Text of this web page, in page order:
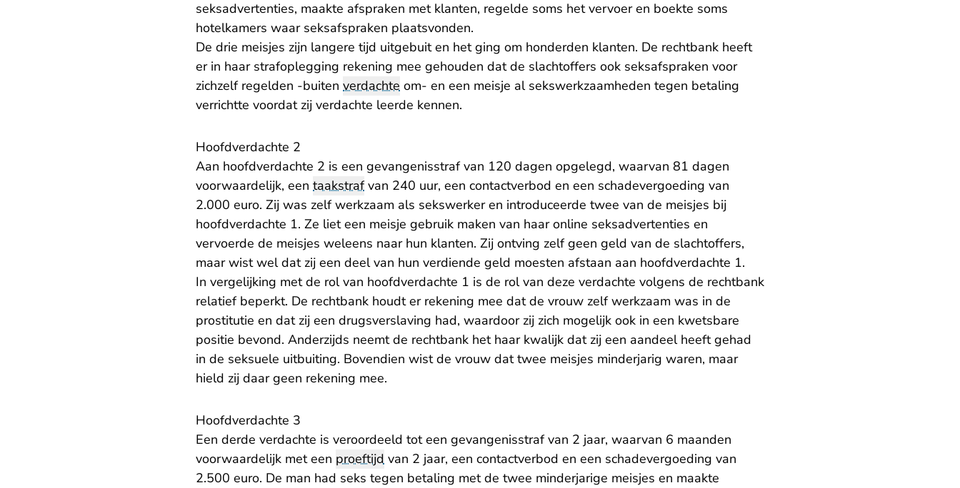
seksadvertenties, maakte afspraken met klanten, regelde soms het vervoer en boekte soms
hotelkamers waar seksafspraken plaatsvonden.
De drie meisjes zijn langere tijd uitgebuit en het ging om honderden klanten. De rechtbank heeft
er in haar strafoplegging rekening mee gehouden dat de slachtoffers ook seksafspraken voor
zichzelf regelden -buiten verdachte om- en een meisje al sekswerkzaamheden tegen betaling
verrichtte voordat zij verdachte leerde kennen.
Hoofdverdachte 2
Aan hoofdverdachte 2 is een gevangenisstraf van 120 dagen opgelegd, waarvan 81 dagen
voorwaardelijk, een taakstrafvan 240 uur, een contactverbod en een schadevergoeding van
2.000 euro. Zij was zelf werkzaam als sekswerker en introduceerde twee van de meisjes bij
hoofdverdachte 1. Ze liet een meisje gebruik maken van haar online seksadvertenties en
vervoerde de meisjes weleens naar hun klanten. Zij ontving zelf geen geld van de slachtoffers,
maar wist wel dat zij een deel van hun verdiende geld moesten afstaan aan hoofdverdachte 1.
In vergelijking met de rol van hoofdverdachte 1 is de rol van deze verdachte volgens de rechtbank
relatief beperkt. De rechtbank houdt er rekening mee dat de vrouw zelf werkzaam was in de
prostitutie en dat zij een drugsverslaving had, waardoor zij zich mogelijk ook in een kwetsbare
positie bevond. Anderzijds neemt de rechtbank het haar kwalijk dat zij een aandeel heeft gehad
in de seksuele uitbuiting. Bovendien wist de vrouw dat twee meisjes minderjarig waren, maar
hield zij daar geen rekening mee.
Hoofdverdachte 3
Een derde verdachte is veroordeeld tot een gevangenisstraf van 2 jaar, waarvan 6 maanden
voorwaardelijk met een proeftijd van 2 jaar, een contactverbod en een schadevergoeding van
2.500 euro. De man had seks tegen betaling met de twee minderjarige meisjes en maakte